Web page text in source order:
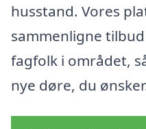
husstand. Vores
sammenligne
fagfolk i området,
nye døre, du